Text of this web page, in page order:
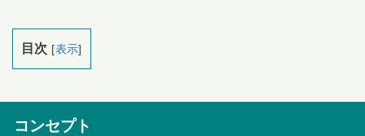
目次 [表示]
コンセプト